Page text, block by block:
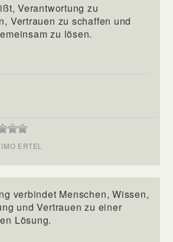
Verantwortung zu
Vertrauen zu schaffen und
zu lösen.
ERTEL
verbindet Menschen, Wissen,
und Vertrauen zu einer
Lösung.